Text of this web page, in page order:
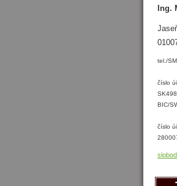
Ing.
tel./
číslo
BIC/
číslo